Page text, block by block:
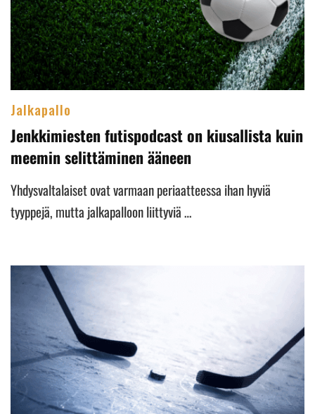
Jalkapallo
Jenkkimiesten futispodcast on kiusallista kuin
meemin selittäminen ääneen
Yhdysvaltalaiset ovat varmaan periaatteessa ihan hyviä
tyyppejä, mutta jalkapalloon liittyviä …